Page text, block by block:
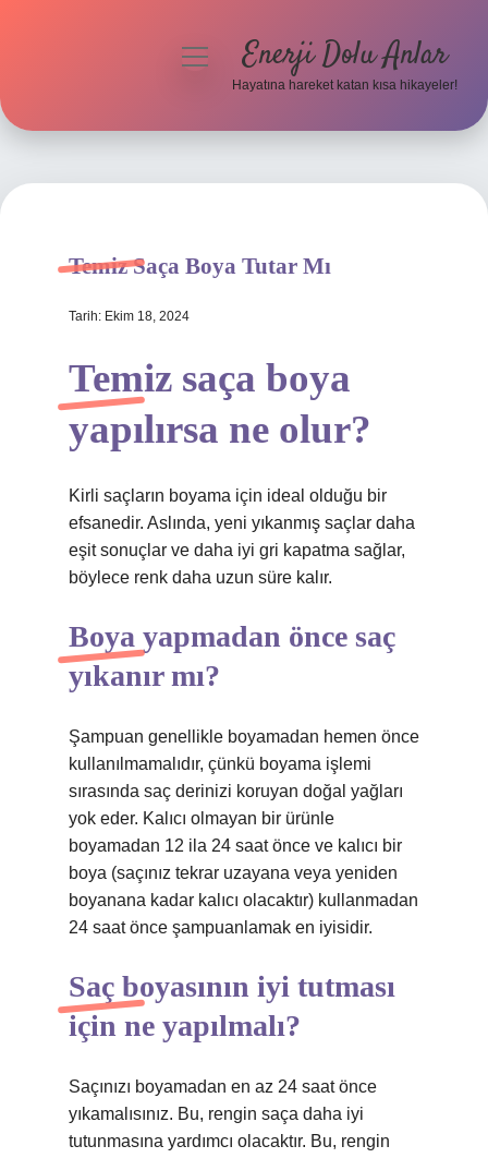
Hakkımızda
menüyüEnerji Dolu Anlar
Hayatına hareket katan kısa hikayeler!
Temiz Saça Boya Tutar Mı
Tarih: Ekim 18, 2024
Temiz saça boya
yapılırsa ne olur?
Kirli saçların boyama için ideal olduğu bir
efsanedir. Aslında, yeni yıkanmış saçlar daha
eşit sonuçlar ve daha iyi gri kapatma sağlar,
böylece renk daha uzun süre kalır.
Boya yapmadan önce saç
yıkanır mı?
Şampuan genellikle boyamadan hemen önce
kullanılmamalıdır, çünkü boyama işlemi
sırasında saç derinizi koruyan doğal yağları
yok eder. Kalıcı olmayan bir ürünle
boyamadan 12 ila 24 saat önce ve kalıcı bir
boya (saçınız tekrar uzayana veya yeniden
boyanana kadar kalıcı olacaktır) kullanmadan
24 saat önce şampuanlamak en iyisidir.
Saç boyasının iyi tutması
için ne yapılmalı?
Saçınızı boyamadan en az 24 saat önce
yıkamalısınız. Bu, rengin saça daha iyi
tutunmasına yardımcı olacaktır. Bu, rengin